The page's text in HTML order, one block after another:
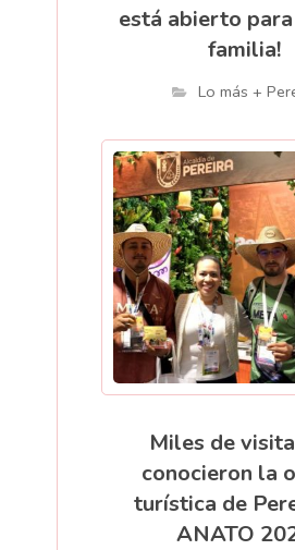
está abierto
familia!
Lo más +
Miles de
conocieron la
turística de
ANATO